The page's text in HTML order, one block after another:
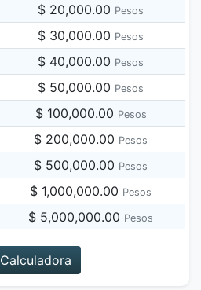
$ 20,000.00 Pesos
$ 30,000.00 Pesos
$ 40,000.00 Pesos
$ 50,000.00 Pesos
$ 100,000.00 Pesos
$ 200,000.00 Pesos
$ 500,000.00 Pesos
$ 1,000,000.00 Pesos
$ 5,000,000.00 Pesos
Calculadora